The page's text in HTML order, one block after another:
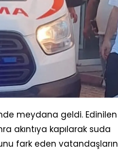
meydana geldi. Edinilen
akıntıya kapılarak suda
fark eden vatandaşların